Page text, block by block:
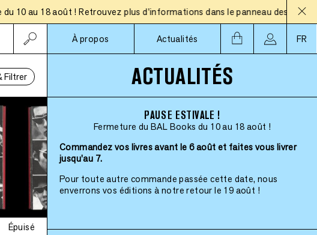
10 au 18 août ! Retrouvez plus d'informations dans le panneau des
À propos
Actualités FR
Filtrer
Épuisé
ACTUALITÉS
PAUSE ESTIVALE !
Fermeture du BAL Books du 10 au 18 août !
Commandez vos livres avant le 6 août et faites vous livrer
jusqu'au 7.
Pour toute autre commande passée cette date, nous
enverrons vos éditions à notre retour le 19 août !